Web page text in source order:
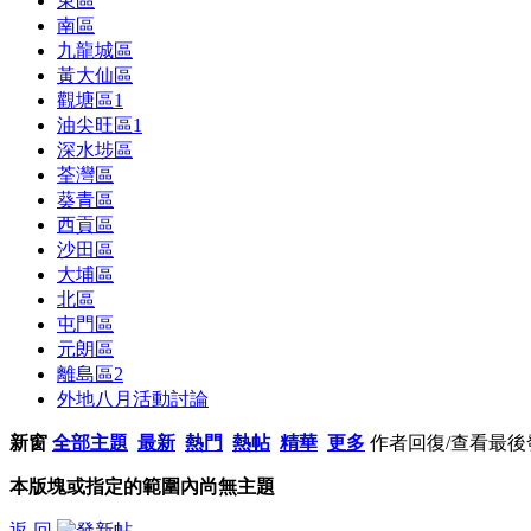
南區
九龍城區
黃大仙區
觀塘區1
油尖旺區1
深水埗區
荃灣區
葵青區
西貢區
沙田區
大埔區
北區
屯門區
元朗區
離島區2
外地八月活動討論
新窗 全部主題 最新 熱門 熱帖 精華 更多 作者回復/查看最後
本版塊或指定的範圍內尚無主題